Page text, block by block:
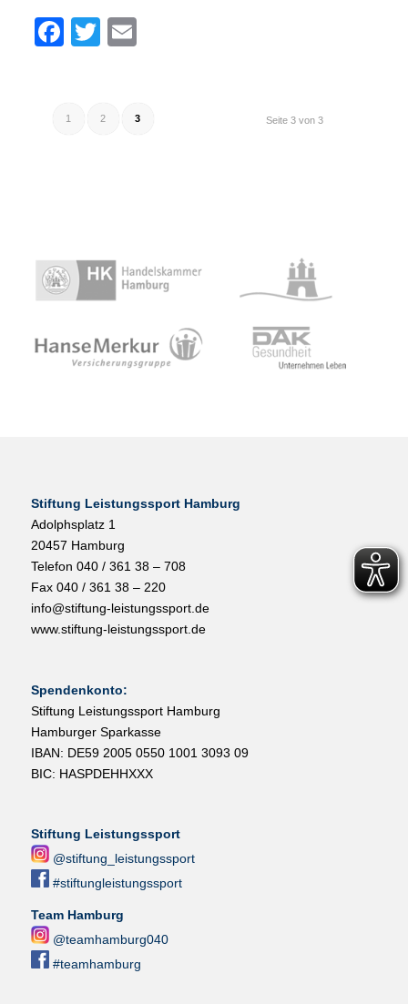
Facebook
Twitter
Seite 3 von 3
1 2 3
Stiftung Leistungssport Hamburg
Adolphsplatz 1
20457 Hamburg
Telefon 040 / 361 38 – 708
Fax 040 / 361 38 – 220
info@stiftung-leistungssport.de
www.stiftung-leistungssport.de
Spendenkonto:
Stiftung Leistungssport Hamburg
Hamburger Sparkasse
IBAN: DE59 2005 0550 1001 3093 09
BIC: HASPDEHHXXX
Stiftung Leistungssport
@stiftung_leistungssport
#stiftungleistungssport
Team Hamburg
@teamhamburg040
#teamhamburg